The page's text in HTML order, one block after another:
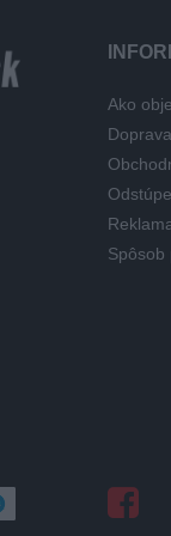
Ako
Doprava
Spôsob